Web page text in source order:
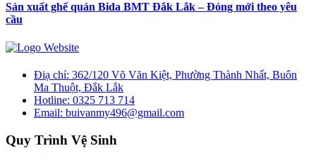
Sản xuất ghế quán Bida BMT Đắk Lắk – Đóng mới theo yêu
cầu
Điạ chỉ: 362/120 Võ Văn Kiệt, Phường Thành Nhất, Buôn
Ma Thuột, Đắk Lắk
Hotline: 0325 713 714
Email: buivanmy496@gmail.com
Quy Trình Vệ Sinh